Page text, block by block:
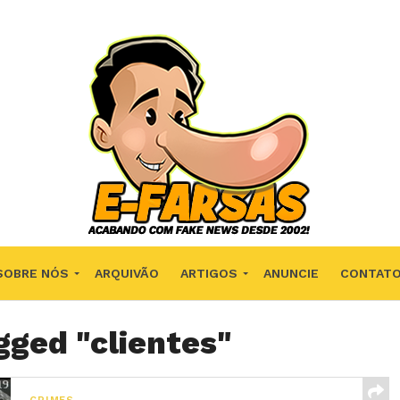
NÓS ARQUIVÃO ARTIGOS ANUNCIE CONTATO
"clientes"